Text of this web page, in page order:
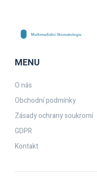
MENU
O nás
Obchodní podmínky
Zásady ochrany soukromí
GDPR
Kontakt